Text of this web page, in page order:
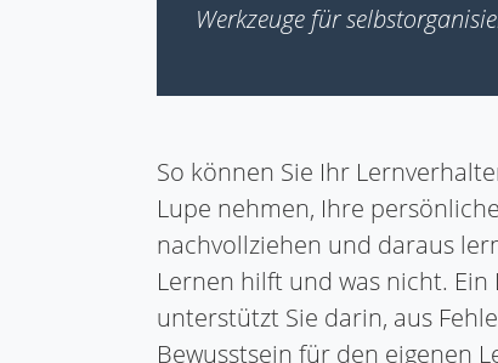
Werkzeuge für
So können Sie Ihr
Lupe nehmen, Ihre
nachvollziehen und daraus
Lernen hilft und was nicht. Ein
unterstützt Sie darin, aus
Bewusstsein für den eigenen